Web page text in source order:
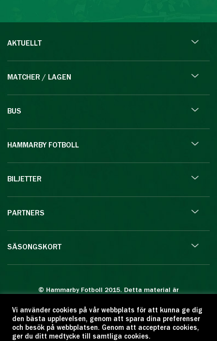
AKTUELLT
MATCHER / LAGEN
BUS
HAMMARBY FOTBOLL
BILJETTER
PARTNERS
SÄSONGSKORT
© Hammarby Fotboll 2015. Detta material är
Eftertryck eller annan kopiering är förbjuden.
Citera oss gärna men ange källan:
www.hammarbyfotboll.se. Ansvarig utgivare:
Vi använder cookies på vår webbplats för att kunna ge dig
den bästa upplevelsen, genom att spara dina preferenser
och besök på webbplatsen. Genom att acceptera cookies,
ger du ditt medtycke till samtliga cookies.